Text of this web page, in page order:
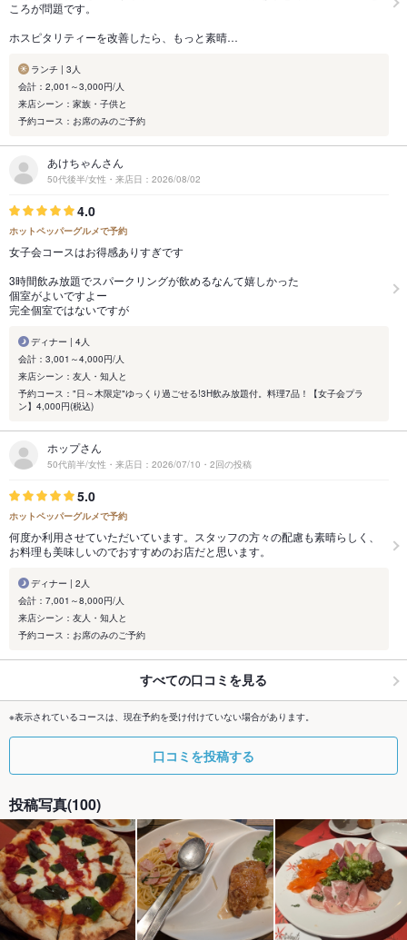
ころが問題です。
ホスピタリティーを改善したら、もっと素晴…
ランチ | 3人
会計：2,001～3,000円/人
来店シーン：家族・子供と
予約コース：お席のみのご予約
あけちゃんさん
50代後半/女性・来店日：2026/08/02
4.0
ホットペッパーグルメで予約
女子会コースはお得感ありすぎです
3時間飲み放題でスパークリングが飲めるなんて嬉しかった
個室がよいですよー
完全個室ではないですが
ディナー | 4人
会計：3,001～4,000円/人
来店シーン：友人・知人と
予約コース："日～木限定"ゆっくり過ごせる!3H飲み放題付。料理7品！【女子会プラ
ン】4,000円(税込)
ホップさん
50代前半/女性・来店日：2026/07/10・2回の投稿
5.0
ホットペッパーグルメで予約
何度か利用させていただいています。スタッフの方々の配慮も素晴らしく、
お料理も美味しいのでおすすめのお店だと思います。
ディナー | 2人
会計：7,001～8,000円/人
来店シーン：友人・知人と
予約コース：お席のみのご予約
すべての口コミを見る
※表示されているコースは、現在予約を受け付けていない場合があります。
口コミを投稿する
投稿写真(100)